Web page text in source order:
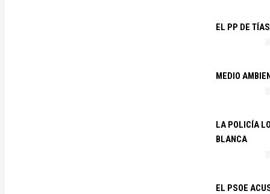
EL PP DE
MEDIO
LA POLICÍA
BLANCA
EL PSOE